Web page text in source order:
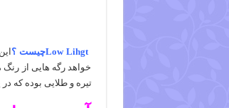
Low Lihgtچیست ؟
خواهد رگه هایی از رنگ
تیره و طلایی بوده که در پایه ۳ یا ۴ است هر چند تیپ رنگ انتخابی کاملا